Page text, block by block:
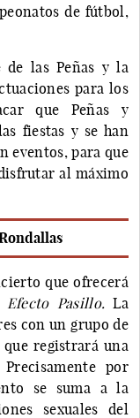
de fútbol,
las Peñas y la
para los
que Peñas y
fiestas y se han
eventos, para que
al máximo
que ofrecerá
Efecto Pasillo.La
con un grupo de
registrará una
por
se suma a la
sexuales del